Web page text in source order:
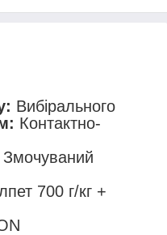
Вибірального
Контактно-
Змочуваний
700 г/кг +